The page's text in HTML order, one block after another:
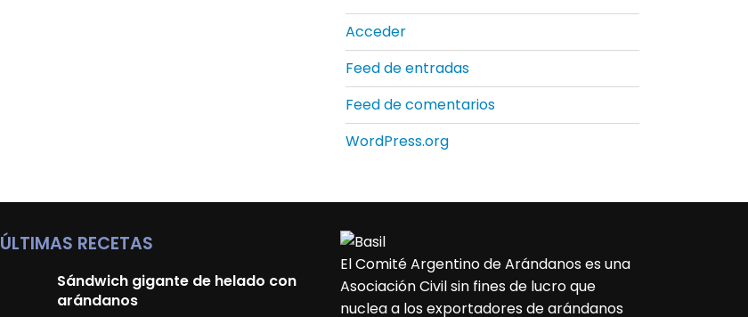
Acceder
Feed de entradas
Feed de comentarios
WordPress.org
ÚLTIMAS RECETAS
Sándwich gigante de helado con
arándanos
El Comité Argentino de Arándanos es una
Asociación Civil sin fines de lucro que
nuclea a los exportadores de arándanos